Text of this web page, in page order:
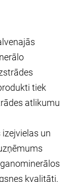
tiek
atlikumu
un
kvalitāti,